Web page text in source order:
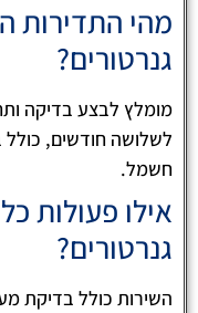
מהי התדירות
גנרטורים?
מומלץ לבצע בדיקה
לשלושה חודשים,
חשמל.
אילו פעולות
גנרטורים?
השירות כולל בדיקת